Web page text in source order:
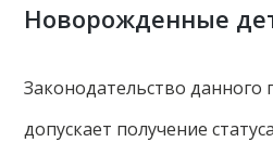
Новорожденные
Законодательство данного
допускает получение